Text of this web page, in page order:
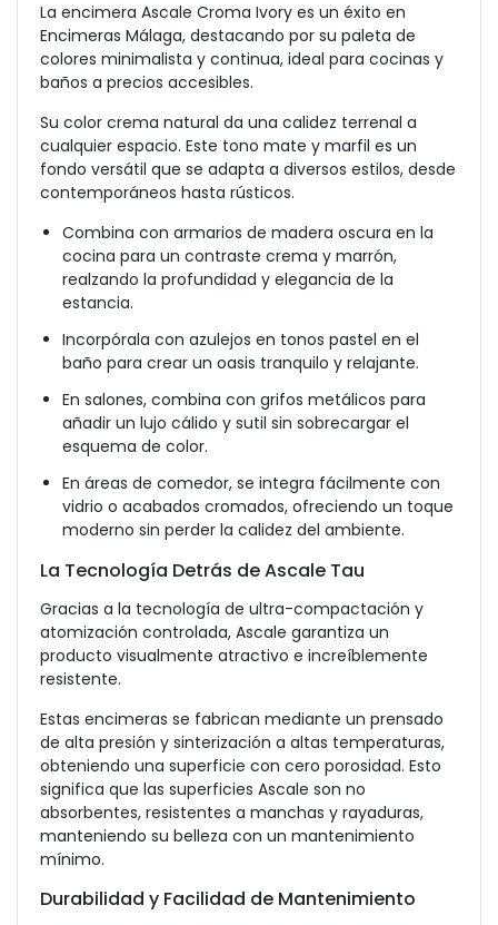
La encimera Ascale Croma Ivory es un éxito en
Encimeras Málaga, destacando por su paleta de
colores minimalista y continua, ideal para cocinas y
baños a precios accesibles.
Su color crema natural da una calidez terrenal a
cualquier espacio. Este tono mate y marfil es un
fondo versátil que se adapta a diversos estilos, desde
contemporáneos hasta rústicos.
Combina con armarios de madera oscura en la
cocina para un contraste crema y marrón,
realzando la profundidad y elegancia de la
estancia.
Incorpórala con azulejos en tonos pastel en el
baño para crear un oasis tranquilo y relajante.
En salones, combina con grifos metálicos para
añadir un lujo cálido y sutil sin sobrecargar el
esquema de color.
En áreas de comedor, se integra fácilmente con
vidrio o acabados cromados, ofreciendo un toque
moderno sin perder la calidez del ambiente.
La Tecnología Detrás de Ascale Tau
Gracias a la tecnología de ultra-compactación y
atomización controlada, Ascale garantiza un
producto visualmente atractivo e increíblemente
resistente.
Estas encimeras se fabrican mediante un prensado
de alta presión y sinterización a altas temperaturas,
obteniendo una superficie con cero porosidad. Esto
significa que las superficies Ascale son no
absorbentes, resistentes a manchas y rayaduras,
manteniendo su belleza con un mantenimiento
mínimo.
Durabilidad y Facilidad de Mantenimiento